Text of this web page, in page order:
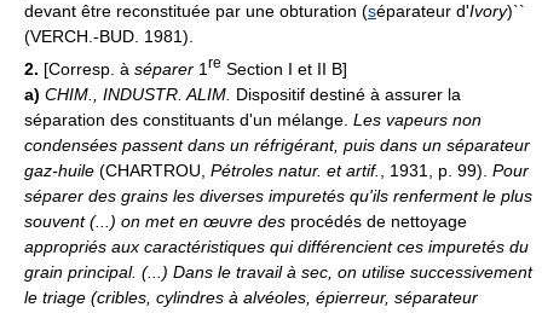
devant être reconstituée par une obturation (séparateur d'Ivory)``
(VERCH.-BUD. 1981).
2. [Corresp. à séparer 1 re Section I et II B]
a) CHIM., INDUSTR. ALIM. Dispositif destiné à assurer la
séparation des constituants d'un mélange. Les vapeurs non
condensées passent dans un réfrigérant, puis dans un séparateur
gaz-huile (CHARTROU, Pétroles natur. et artif. , 1931, p. 99). Pour
séparer des grains les diverses impuretés qu'ils renferment le plus
souvent (...) on met en œuvre des procédés de nettoyage
appropriés aux caractéristiques qui différencient ces impuretés du
grain principal. (...) Dans le travail à sec, on utilise successivement
le triage (cribles, cylindres à alvéoles, épierreur, séparateur